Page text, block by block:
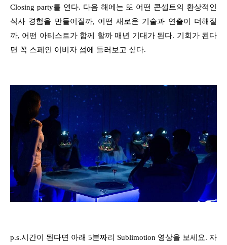
Closing party를 연다. 다음 해에는 또 어떤 콘셉트의 환상적인
식사 경험을 만들어질까, 어떤 새로운 기술과 연출이 더해질
까, 어떤 아티스트가 함께 할까 매년 기대가 된다. 기회가 된다
면 꼭 스페인 이비자 섬에 들러보고 싶다.
p.s.시간이 된다면 아래 5분짜리 Sublimotion 영상을 보세요. 자